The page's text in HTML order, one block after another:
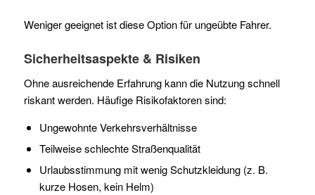
Weniger geeignet ist diese Option für ungeübte Fahrer.
Sicherheitsaspekte & Risiken
Ohne ausreichende Erfahrung kann die Nutzung schnell
riskant werden. Häufige Risikofaktoren sind:
Ungewohnte Verkehrsverhältnisse
Teilweise schlechte Straßenqualität
Urlaubsstimmung mit wenig Schutzkleidung (z. B.
kurze Hosen, kein Helm)